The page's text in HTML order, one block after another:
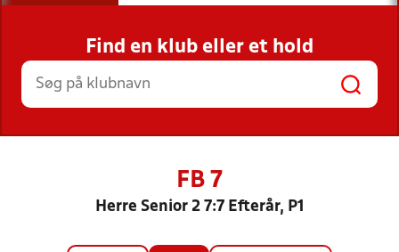
INDHOLD OG NYHEDER
STILLINGER, RESULTATER, KLUBBER OG
HOLD
Find en klub eller et hold
FB 7
Herre Senior 2 7:7 Efterår, P1